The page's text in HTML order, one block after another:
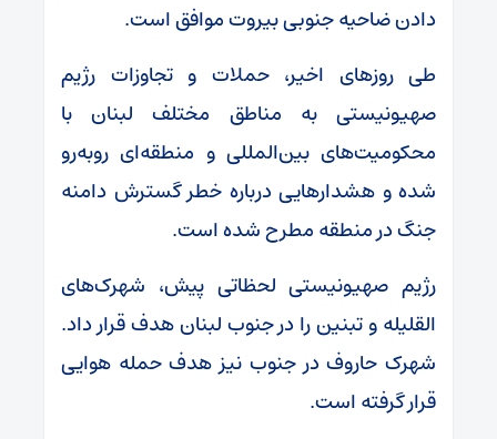
دادن ضاحیه جنوبی بیروت موافق است.
طی روز‌های اخیر، حملات و تجاوزات رژیم
صهیونیستی به مناطق مختلف لبنان با
محکومیت‌های بین‌المللی و منطقه‌ای روبه‌رو
شده و هشدار‌هایی درباره خطر گسترش دامنه
جنگ در منطقه مطرح شده است.
رژیم صهیونیستی لحظاتی پیش، شهرک‌های
القلیله و تبنین را در جنوب لبنان هدف قرار داد.
شهرک حاروف در جنوب نیز هدف حمله هوایی
قرار گرفته است.